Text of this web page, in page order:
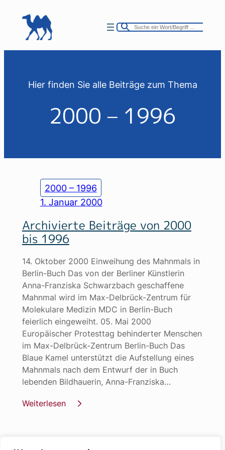
Inhalt
springen
Hier finden Sie alle Beiträge zum Thema
2000 – 1996
2000 – 1996
1. Januar 2000
Archivierte Beiträge von 2000
bis 1996
14. Oktober 2000 Einweihung des Mahnmals in
Berlin-Buch Das von der Berliner Künstlerin
Anna-Franziska Schwarzbach geschaffene
Mahnmal wird im Max-Delbrück-Zentrum für
Molekulare Medizin MDC in Berlin-Buch
feierlich eingeweiht. 05. Mai 2000
Europäischer Protesttag behinderter Menschen
im Max-Delbrück-Zentrum Berlin-Buch Das
Blaue Kamel unterstützt die Aufstellung eines
Mahnmals nach dem Entwurf der in Buch
lebenden Bildhauerin, Anna-Franziska…
Weiterlesen